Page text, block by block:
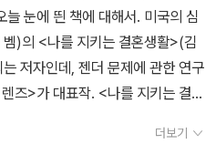
되고 삶의 저변을 더 깊이 들여다
영혼이 이끄는 대로 살 뿐, <세상
할 수’(197쪽) 없다. 그런 그녀가
간을 얻는 것은 당연한 수순이리
이다. 에드나는 남편과 사는 집을
에 이들의 숙소를 펜션이라 써놓
한 자리에서 식사한다.
후반이었던 당시로서는 분명 이
서도 에드나의 자유를 향한 몇가
고 표현한다. 지금과 비교하면 사
민 여성은 그저 묵묵히 시중들고
은 온실속의 화초같은 모습이 요
없었는데 오프라인 중고매장에 가
었다. 이제 1권만 있어서 그동안
다. 이 책도 곧 읽기 시작해야 겠
포크너 이제 ˝포크너˝도 내가 접
구매했다. 가끔 어려운 책도 땡긴
. 여성 문제란 가부장적 남성 중심
한 문제의식에서 불거진다. 아버지
예속상태에서 어떻게 동등한 주체
자아와 정체성을 어떻게 새로 정
다. 그런 관점에서 주인공 노라의
눈에 띈 책에 대해서. 미국의 심
)의 <나를 지키는 결혼생활>(김
저자인데, 젠더 문제에 관한 연구
즈>가 대표작. <나를 지키는 결혼
더보기